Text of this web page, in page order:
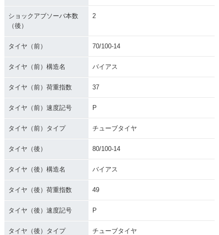
ショックアブソーバ本数
（後）
2
タイヤ（前） 70/100-14
タイヤ（前）構造名 バイアス
タイヤ（前）荷重指数 37
タイヤ（前）速度記号 P
タイヤ（前）タイプ チューブタイヤ
タイヤ（後） 80/100-14
タイヤ（後）構造名 バイアス
タイヤ（後）荷重指数 49
タイヤ（後）速度記号 P
タイヤ（後）タイプ チューブタイヤ